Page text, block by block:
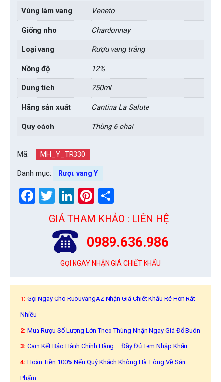
Vùng làm vang Veneto
Giống nho Chardonnay
Loại vang Rượu vang trắng
Nồng độ 12%
Dung tích 750ml
Hãng sản xuất Cantina La Salute
Quy cách Thùng 6 chai
Mã: MH_Y_TR330
Danh mục: Rượu vang Ý
Facebook
Twitter
LinkedIn
Pinterest
GIÁ THAM KHẢO : LIÊN HỆ
0989.636.986
GỌI NGAY NHẬN GIÁ CHIẾT KHẤU
1: Gọi Ngay Cho RuouvangAZ Nhận Giá Chiết Khấu Rẻ Hơn Rất
Nhiều
2: Mua Rượu Số Lượng Lớn Theo Thùng Nhận Ngay Giá Đổ Buôn
3: Cam Kết Bảo Hành Chính Hãng – Đầy Đủ Tem Nhập Khẩu
4: Hoàn Tiền 100% Nếu Quý Khách Không Hài Lòng Về Sản
Phẩm